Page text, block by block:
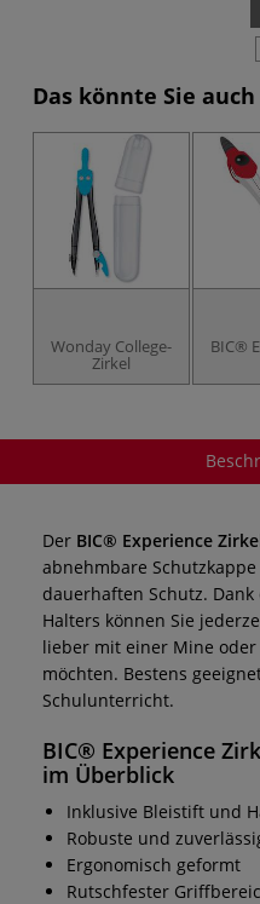
Das könnte Sie
Wonday College-
Zirkel
BIC®
Der BIC® Experience
abnehmbare
dauerhaften Schutz.
Halters können Sie
lieber mit einer Mine
möchten. Bestens
Schulunterricht.
BIC® Experience
im Überblick
Inklusive Bleistift und
Robuste und
Ergonomisch geformt
Rutschfester